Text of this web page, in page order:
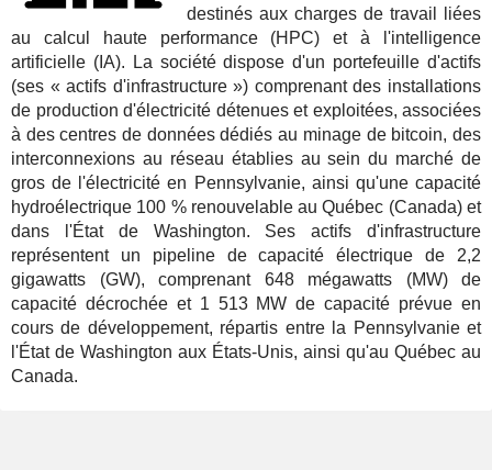
destinés aux charges de travail liées
au calcul haute performance (HPC) et à l'intelligence
artificielle (IA). La société dispose d'un portefeuille d'actifs
(ses « actifs d'infrastructure ») comprenant des installations
de production d'électricité détenues et exploitées, associées
à des centres de données dédiés au minage de bitcoin, des
interconnexions au réseau établies au sein du marché de
gros de l'électricité en Pennsylvanie, ainsi qu'une capacité
hydroélectrique 100 % renouvelable au Québec (Canada) et
dans l'État de Washington. Ses actifs d'infrastructure
représentent un pipeline de capacité électrique de 2,2
gigawatts (GW), comprenant 648 mégawatts (MW) de
capacité décrochée et 1 513 MW de capacité prévue en
cours de développement, répartis entre la Pennsylvanie et
l'État de Washington aux États-Unis, ainsi qu'au Québec au
Canada.